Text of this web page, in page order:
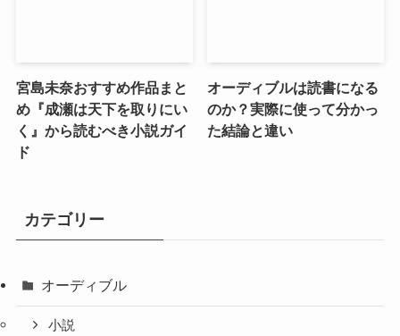
宮島未奈おすすめ作品まと
め『成瀬は天下を取りにい
く』から読むべき小説ガイ
ド
オーディブルは読書になる
のか？実際に使って分かっ
た結論と違い
カテゴリー
オーディブル
小説